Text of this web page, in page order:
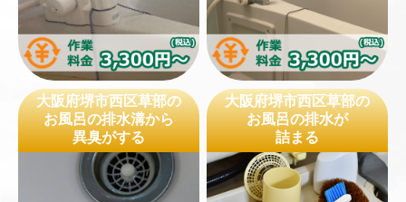
大阪府堺市西区草部の
お風呂の排水溝から
異臭がする
大阪府堺市西区草部の
お風呂の排水が
詰まる